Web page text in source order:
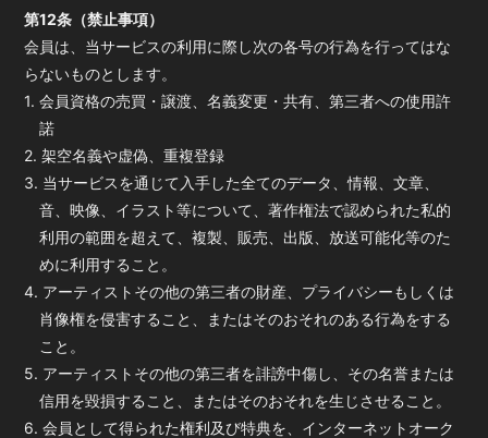
第12条（禁止事項）
会員は、当サービスの利用に際し次の各号の行為を行ってはな
らないものとします。
1. 会員資格の売買・譲渡、名義変更・共有、第三者への使用許
諾
2. 架空名義や虚偽、重複登録
3. 当サービスを通じて入手した全てのデータ、情報、文章、
音、映像、イラスト等について、著作権法で認められた私的
利用の範囲を超えて、複製、販売、出版、放送可能化等のた
めに利用すること。
4. アーティストその他の第三者の財産、プライバシーもしくは
肖像権を侵害すること、またはそのおそれのある行為をする
こと。
5. アーティストその他の第三者を誹謗中傷し、その名誉または
信用を毀損すること、またはそのおそれを生じさせること。
6. 会員として得られた権利及び特典を、インターネットオーク